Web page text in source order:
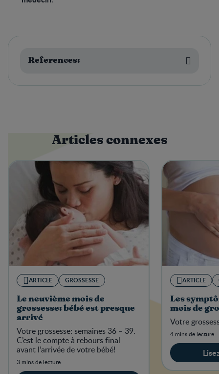
References:
Articles connexes
ARTICLE GROSSESSE
Le neuvième mois de
grossesse: bébé est presque
arrivé
Votre grossesse: semaines 36 – 39.
C’est le compte à rebours final
avant l’arrivée de votre bébé!
3 mins de lecture
ARTICLE
Les
mois de
Votre
4 mins de lecture